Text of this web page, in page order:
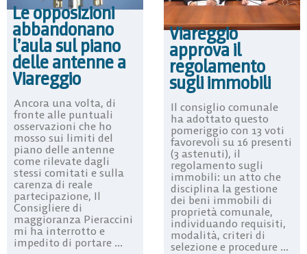
Le opposizioni
abbandonano
l’aula sul piano
delle antenne a
Viareggio
Ancora una volta, di
fronte alle puntuali
osservazioni che ho
mosso sui limiti del
piano delle antenne
come rilevate dagli
stessi comitati e sulla
carenza di reale
partecipazione, Il
Consigliere di
maggioranza Pieraccini
mi ha interrotto e
impedito di portare ...
Viareggio
approva il
regolamento
sugli immobili
Il consiglio comunale
ha adottato questo
pomeriggio con 13 voti
favorevoli su 16 presenti
(3 astenuti), il
regolamento sugli
immobili: un atto che
disciplina la gestione
dei beni immobili di
proprietà comunale,
individuando requisiti,
modalità, criteri di
selezione e procedure ...